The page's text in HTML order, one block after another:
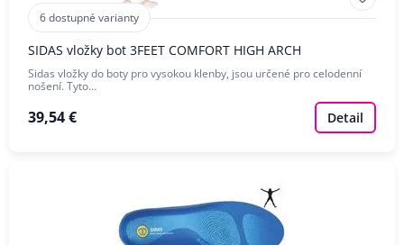
6 dostupné varianty
SIDAS vložky bot 3FEET COMFORT HIGH ARCH
Sidas vložky do boty pro vysokou klenby, jsou určené pro celodenní
nošení. Tyto…
39,54 € Detail